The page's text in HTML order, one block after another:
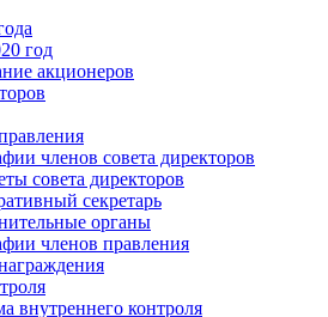
год
акционеров
членов совета директоров
совета директоров
секретарь
органы
членов правления
внутреннего контроля